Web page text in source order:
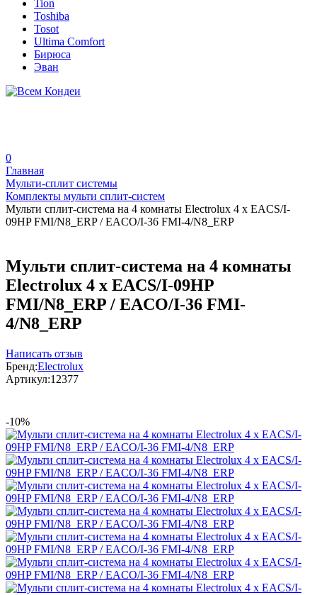
Tion
Toshiba
Tosot
Ultima Comfort
Бирюса
Эван
0
Главная
Мульти-сплит системы
Комплекты мульти сплит-систем
Мульти сплит-система на 4 комнаты Electrolux 4 x EACS/I-
09HP FMI/N8_ERP / EACO/I-36 FMI-4/N8_ERP
Мульти сплит-система на 4 комнаты
Electrolux 4 x EACS/I-09HP
FMI/N8_ERP / EACO/I-36 FMI-
4/N8_ERP
Написать отзыв
Бренд:Electrolux
Артикул:12377
-10%